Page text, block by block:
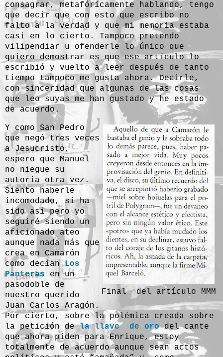
consagrar, metafóricamente hablando, tengo
que decir que con esto que escribo no
falto a la verdad y que mi memoria estaba
casi en lo cierto. Tampoco pretendo
vilipendiar u ofenderle lo único que
quiero demostrar es que ese artículo lo
escribió y vuelto a leer después de tanto
tiempo tampoco me gusta ahora. Decirle,
con sinceridad que algunas de las cosas
que leo suyas me han gustado y he estado
de acuerdo.
Final del artículo MMM
Y como San Pedro
que negó tres veces
a Jesucristo,
espero que Manuel
no niegue su
autoría otra vez.
Siento haberle
incomodado, si ha
sido así pero yo
seguiré siendo un
aficionado ateo
aunque nada más que
crea en Camarón
como decíanLos
Panteras en un
pasodoble de
nuestro querido
Juan Carlos Aragón.
Por cierto, sobre la polémica creada sobre
la petición dela llave de orodel cante
que ahora piden para Enrique, estoy
totalmente de acuerdo aunque sean actos